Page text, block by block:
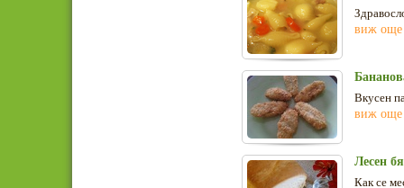
виж още
Вкусен
виж още
Лесен
Как се